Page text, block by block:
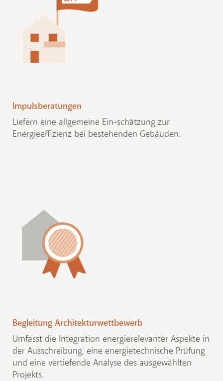
Impulsberatungen
Liefern eine allgemeine Ein-schätzung zur
Energieeffizienz bei bestehenden Gebäuden.
Begleitung Architekturwettbewerb
Umfasst die Integration energierelevanter Aspekte in
der Ausschreibung, eine energietechnische Prüfung
und eine vertiefende Analyse des ausgewählten
Projekts.